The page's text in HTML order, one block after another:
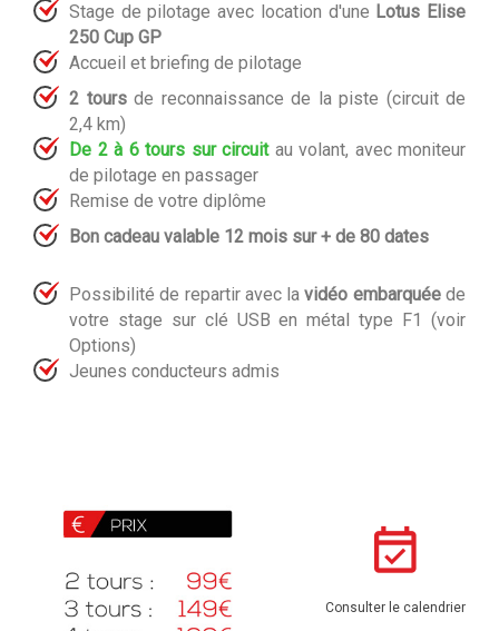
Stage de pilotage avec location d'une Lotus Elise
250 Cup GP
Accueil et briefing de pilotage
2 toursde reconnaissance de la piste (circuit de
2,4 km)
De 2 à 6 tours sur circuitau volant, avec moniteur
de pilotage en passager
Remise de votre diplôme
Bon cadeau valable 12 mois sur + de 80 dates
Possibilité de repartir avec lavidéo embarquéede
votre stage sur clé USB en métal type F1 (voir
Options)
Jeunes conducteurs admis
Consulter le calendrier